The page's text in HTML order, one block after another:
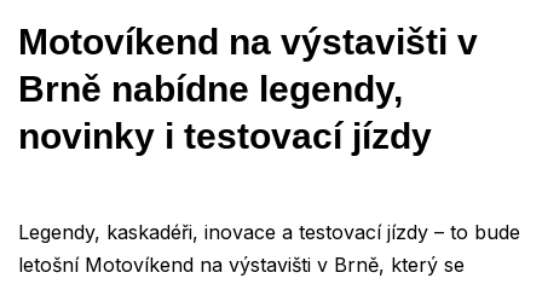
Motovíkend na výstavišti v
Brně nabídne legendy,
novinky i testovací jízdy
Legendy, kaskadéři, inovace a testovací jízdy – to bude
letošní Motovíkend na výstavišti v Brně, který se